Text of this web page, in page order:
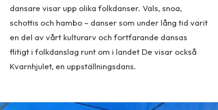
dansare visar upp olika folkdanser. Vals, snoa,
schottis och hambo – danser som under lång tid varit
en del av vårt kulturarv och fortfarande dansas
flitigt i folkdanslag runt om i landet De visar också
Kvarnhjulet, en uppställningsdans.